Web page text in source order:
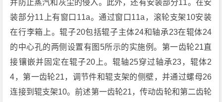
并防止蒸汽和灰尘的侵入。此外，还有安装部分11。在安
装部分11上有窗口11a。通过窗口11a，滚轮支架10安装
在行李箱上。辊子20包括辊子主体24和轴承23在辊体24
的中心孔的两侧设置有图5所示的实施例。第一齿轮21直
接镶嵌并固定在辊子20上。辊轴25穿过轴承23，辊体2
4，第一齿轮21，调节件和辊支架的侧壁，并通过螺母26
连接到辊支架10。前述第一齿轮21，传动齿轮和第二齿轮